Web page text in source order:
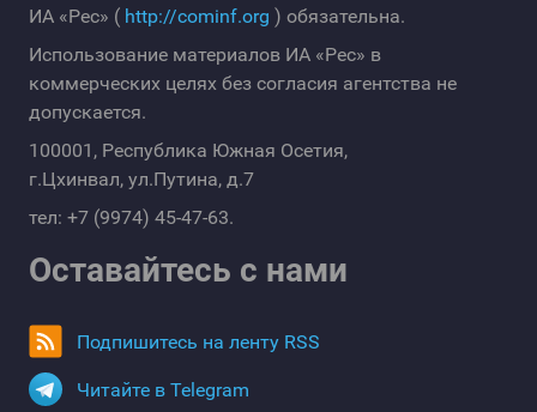
ИА «Рес» ( http://cominf.org ) обязательна.
Использование материалов ИА «Рес» в
коммерческих целях без согласия агентства не
допускается.
100001, Республика Южная Осетия,
г.Цхинвал, ул.Путина, д.7
тел: +7 (9974) 45-47-63.
Оставайтесь с нами
Подпишитесь на ленту RSS
Читайте в Telegram